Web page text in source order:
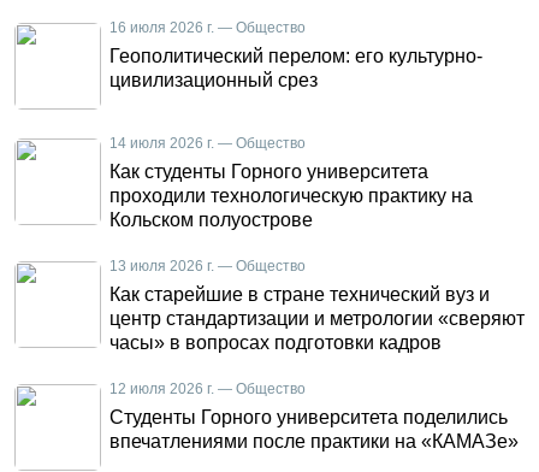
16 июля 2026 г. — Общество
Геополитический перелом: его культурно-
цивилизационный срез
14 июля 2026 г. — Общество
Как студенты Горного университета
проходили технологическую практику на
Кольском полуострове
13 июля 2026 г. — Общество
Как старейшие в стране технический вуз и
центр стандартизации и метрологии «сверяют
часы» в вопросах подготовки кадров
12 июля 2026 г. — Общество
Студенты Горного университета поделились
впечатлениями после практики на «КАМАЗе»